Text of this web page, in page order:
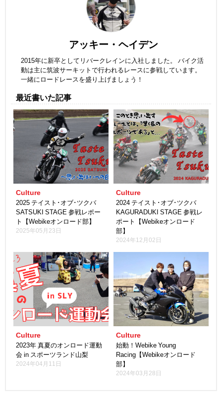
アッキー・ヘイデン
2015年に新卒としてリバークレインに入社しました。 バイク活
動は主に筑波サーキットで行われるレースに参戦しています。
一緒にロードレースを盛り上げましょう！
最近書いた記事
Culture
2025 テイスト･オブ･ツクバ
SATSUKI STAGE 参戦レポー
ト【Webikeオンロード部】
2025年05月23日
Culture
2024 テイスト･オブ･ツクバ
KAGURADUKI STAGE 参戦レ
ポート【Webikeオンロード
部】
2024年12月02日
Culture
2023年 真夏のオンロード運動
会 in スポーツランド山梨
2024年04月11日
Culture
始動！Webike Young
Racing【Webikeオンロード
部】
2024年03月28日